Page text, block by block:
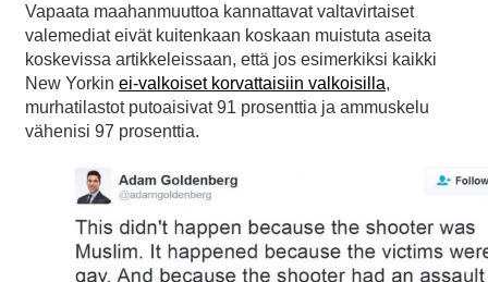
Vapaata maahanmuuttoa kannattavat valtavirtaiset
valemediat eivät kuitenkaan koskaan muistuta aseita
koskevissa artikkeleissaan, että jos esimerkiksi kaikki
New Yorkin ei-valkoiset korvattaisiin valkoisilla,
murhatilastot putoaisivat 91 prosenttia ja ammuskelu
vähenisi 97 prosenttia.